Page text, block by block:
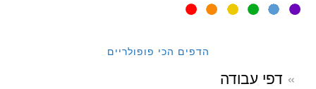
הדפים הכי פופולריים
דפי עבודה